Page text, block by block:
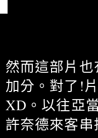
然而這部片
加分。對了!
XD。以往亞
許奈德來客